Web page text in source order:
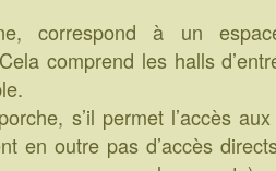
correspond à un
comprend les halls
s’il permet l’accès
en outre pas d’accès